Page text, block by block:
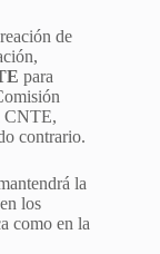
de
para
CNTE,
contrario.
la
los
como en la